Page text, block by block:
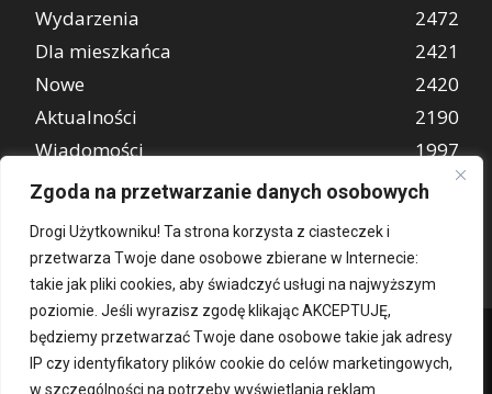
Zgoda na przetwarzanie danych osobowych
Drogi Użytkowniku! Ta strona korzysta z ciasteczek i
przetwarza Twoje dane osobowe zbierane w Internecie:
takie jak pliki cookies, aby świadczyć usługi na najwyższym
poziomie. Jeśli wyrazisz zgodę klikając AKCEPTUJĘ,
będziemy przetwarzać Twoje dane osobowe takie jak adresy
IP czy identyfikatory plików cookie do celów marketingowych,
w szczególności na potrzeby wyświetlania reklam
Wydarzenia
2472
Dla mieszkańca
2421
Nowe
2420
Aktualności
2190
Wiadomości
1997
REKLAMA
849